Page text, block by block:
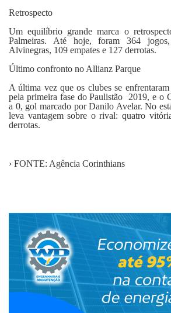
Retrospecto
Um equilíbrio grande marca o
Palmeiras. Até hoje, foram 364
Alvinegras, 109 empates e 127 derrotas.
Último confronto no Allianz Parque
A última vez que os clubes se
pela primeira fase do Paulistão 2019, e o
a 0, gol marcado por Danilo Avelar. No
leva vantagem sobre o rival: quatro
derrotas.
› FONTE: Agência Corinthians